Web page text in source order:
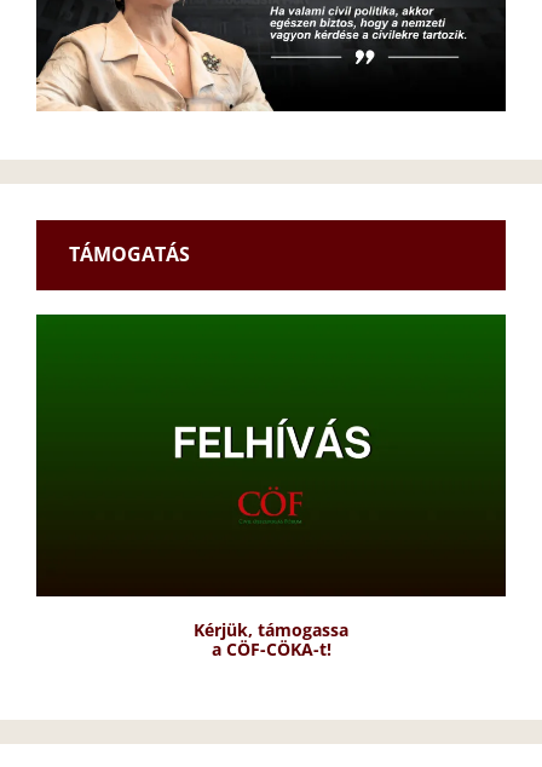
TÁMOGATÁS
Kérjük, támogassa
a CÖF-CÖKA-t!